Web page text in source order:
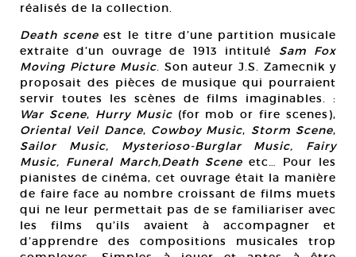
réalisés de la collection.
Death sceneest le titre d’une partition musicale
extraite d’un ouvrage de 1913 intitulé Sam Fox
Moving Picture Music. Son auteur J.S. Zamecnik y
proposait des pièces de musique qui pourraient
servir toutes les scènes de films imaginables. :
War Scene, Hurry Music (for mob or fire scenes),
Oriental Veil Dance, Cowboy Music, Storm Scene,
Sailor Music, Mysterioso-Burglar Music, Fairy
Music, Funeral March,Death Scene etc… Pour les
pianistes de cinéma, cet ouvrage était la manière
de faire face au nombre croissant de films muets
qui ne leur permettait pas de se familiariser avec
les films qu’ils avaient à accompagner et
d’apprendre des compositions musicales trop